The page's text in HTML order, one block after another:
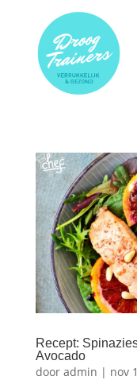
Recept:
Avocado
door admin | nov